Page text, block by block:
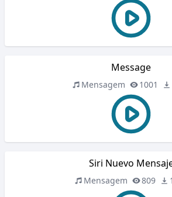
Message
Mensagem 1001
Siri Nuevo
Mensagem 809